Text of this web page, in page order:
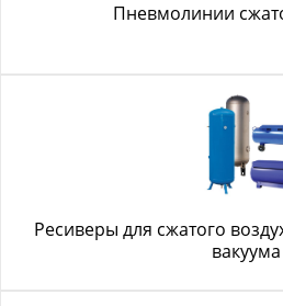
Пневмолинии
Ресиверы для сжатого
вакуума